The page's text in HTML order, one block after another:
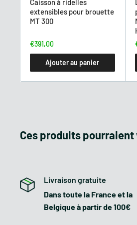
type de terrain grâce au
vitesses avant et d'une
travail sur différentes
FICHE TECHNIQUE
Cylindrée :
Puissance :
Caisson à ridelles
extensibles pour brouette
MT 300
€391,00
Ajouter au panier
Ces produits
Livraison gratuite
Dans toute la France et la
Belgique à partir de 100€